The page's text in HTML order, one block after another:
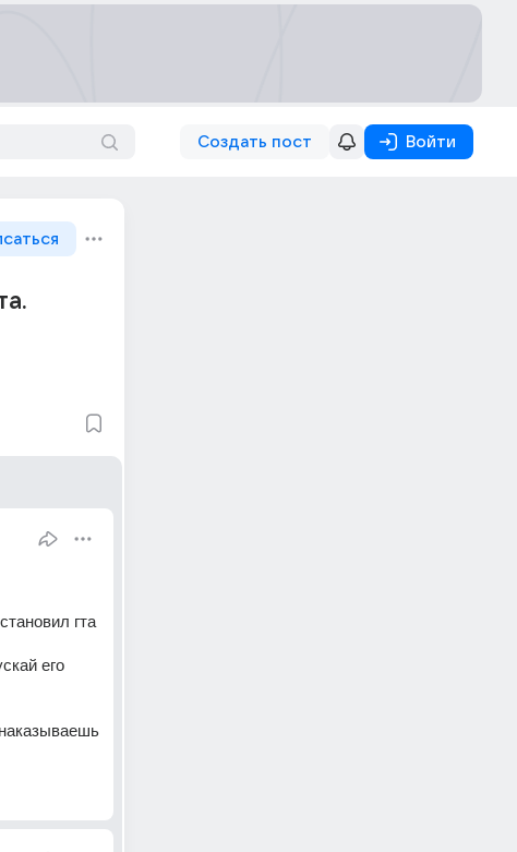
Создать пост Войти
гта
его